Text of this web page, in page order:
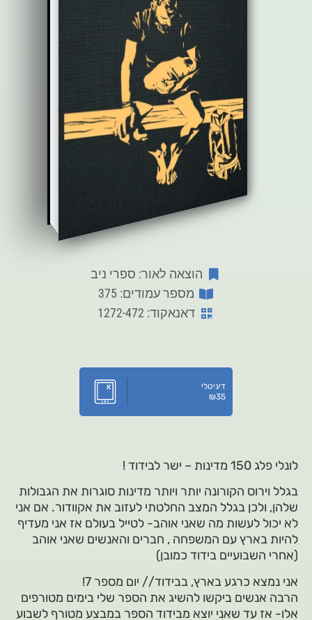
הוצאה לאור: ספרי ניב
מספר עמודים: 375
דאנאקוד: 1272-472
דיגיטלי
₪35
לונלי פלג 150 מדינות – ישר לבידוד !
בגלל וירוס הקורונה יותר ויותר מדינות סוגרות את הגבולות
שלהן, ולכן בגלל המצב החלטתי לעזוב את אקוודור. אם אני
לא יכול לעשות מה שאני אוהב- לטייל בעולם אז אני מעדיף
להיות בארץ עם המשפחה , חברים והאנשים שאני אוהב
(אחרי השבועיים בידוד כמובן)
אני נמצא כרגע בארץ, בבידוד // יום מספר 7!
הרבה אנשים ביקשו להשיג את הספר שלי בימים מטורפים
אלו- אז עד שאני יוצא מבידוד הספר במבצע מטורף לשבוע